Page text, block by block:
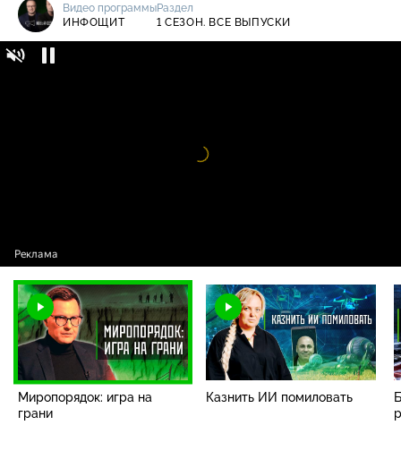
Видео программы
ИНФОЩИТ
Раздел
1 СЕЗОН. ВСЕ ВЫПУСКИ
Видео
проигрыватель
Миропорядок: игра на
грани
Казнить ИИ помиловать